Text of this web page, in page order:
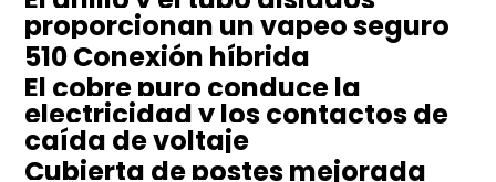
proporcionan un vapeo seguro
510 Conexión híbrida
El cobre puro conduce la
electricidad y los contactos de
caída de voltaje
Cubierta de postes mejorada